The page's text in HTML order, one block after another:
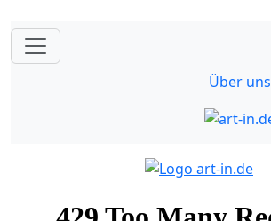
Über uns